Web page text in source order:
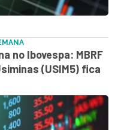
no Ibovespa: MBRF
(USIM5) fica